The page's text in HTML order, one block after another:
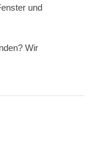
und
Wir